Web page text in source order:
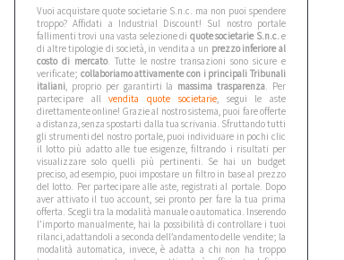
Vuoi acquistare quote societarie S.n.c. ma non puoi spendere
troppo? Affidati a Industrial Discount! Sul nostro portale
fallimenti trovi una vasta selezione di quote societarie S.n.c. e
di altre tipologie di società, in vendita a un prezzo inferiore al
costo di mercato. Tutte le nostre transazioni sono sicure e
verificate; collaboriamo attivamente con i principali Tribunali
italiani, proprio per garantirti la massima trasparenza. Per
partecipare allvendita quote societarie, segui le aste
direttamente online! Grazie al nostro sistema, puoi fare offerte
a distanza, senza spostarti dalla tua scrivania. Sfruttando tutti
gli strumenti del nostro portale, puoi individuare in pochi clic
il lotto più adatto alle tue esigenze, filtrando i risultati per
visualizzare solo quelli più pertinenti. Se hai un budget
preciso, ad esempio, puoi impostare un filtro in base al prezzo
del lotto. Per partecipare alle aste, registrati al portale. Dopo
aver attivato il tuo account, sei pronto per fare la tua prima
offerta. Scegli tra la modalità manuale o automatica. Inserendo
l’importo manualmente, hai la possibilità di controllare i tuoi
rilanci, adattandoli a seconda dell’andamento delle vendite; la
modalità automatica, invece, è adatta a chi non ha troppo